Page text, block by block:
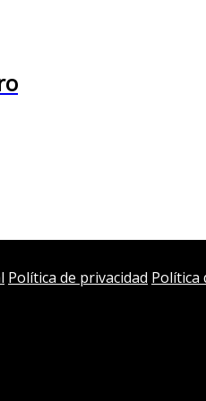
Política de privacidad Política